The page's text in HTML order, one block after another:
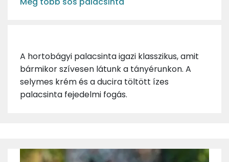
A hortobágyi palacsinta igazi klasszikus, amit
bármikor szívesen látunk a tányérunkon. A
selymes krém és a ducira töltött ízes
palacsinta fejedelmi fogás.